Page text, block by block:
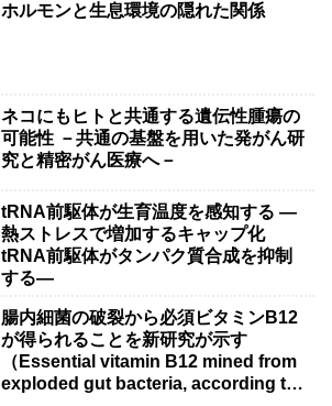
ホルモンと生息環境の隠れた関係
ネコにもヒトと共通する遺伝性腫瘍の
可能性 －共通の基盤を用いた発がん研
究と精密がん医療へ－
tRNA前駆体が生育温度を感知する ―
熱ストレスで増加するキャップ化
tRNA前駆体がタンパク質合成を抑制
する―
腸内細菌の破裂から必須ビタミンB12
が得られることを新研究が示す
（Essential vitamin B12 mined from
exploded gut bacteria, according to